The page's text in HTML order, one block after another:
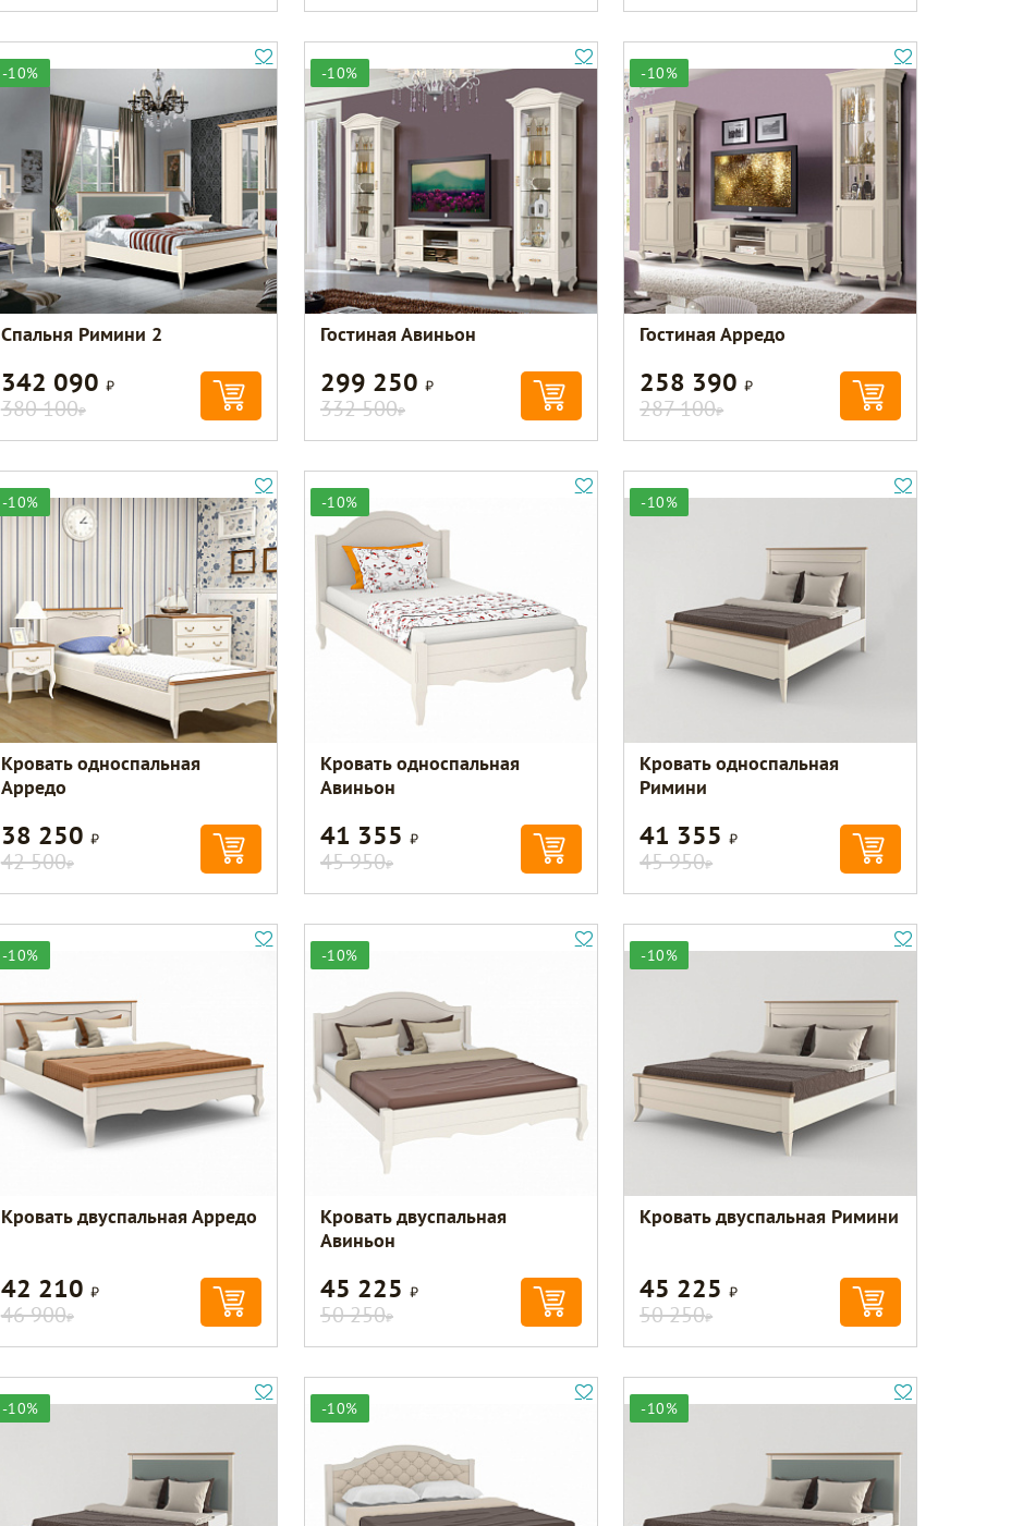
-10%
Спальня Римини 2
342 090 Р
380 100Р
-10%
Гостиная Авиньон
299 250 Р
332 500Р
-10%
Гостиная Арредо
258 390Р
287 100Р
-10%
Кровать односпальная
Арредо
38 250 Р
42 500Р
-10%
Кровать односпальная
Авиньон
41 355 Р
45 950Р
-10%
Кровать односпальная
Римини
41 355Р
45 950Р
-10%
Кровать двуспальная Арредо
42 210 Р
46 900Р
-10%
Кровать двуспальная
Авиньон
45 225 Р
50 250Р
-10%
Кровать двуспальная Римини
45 225Р
50 250Р
-10% -10% -10%